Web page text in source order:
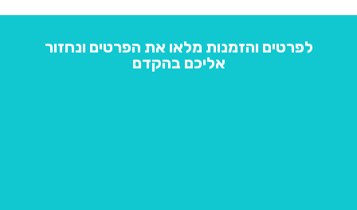
לפרטים והזמנות מלאו את הפרטים ונחזור
אליכם בהקדם